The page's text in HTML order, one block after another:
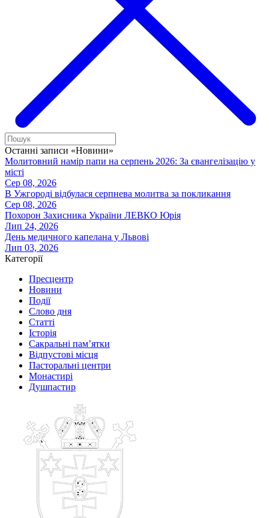
Останні записи «Новини»
Молитовний намір папи на серпень 2026: За євангелізацію у
місті
Сер 08, 2026
В Ужгороді відбулася серпнева молитва за покликання
Сер 08, 2026
Похорон Захисника України ЛЕВКО Юрія
Лип 24, 2026
День медичного капелана у Львові
Лип 03, 2026
Категорії
Пресцентр
Новини
Події
Слово дня
Статті
Історія
Сакральні пам’ятки
Відпустові місця
Пасторальні центри
Монастирі
Душпастир